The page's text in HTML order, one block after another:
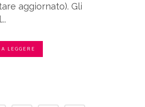
aggiornato). Gli
LEGGERE